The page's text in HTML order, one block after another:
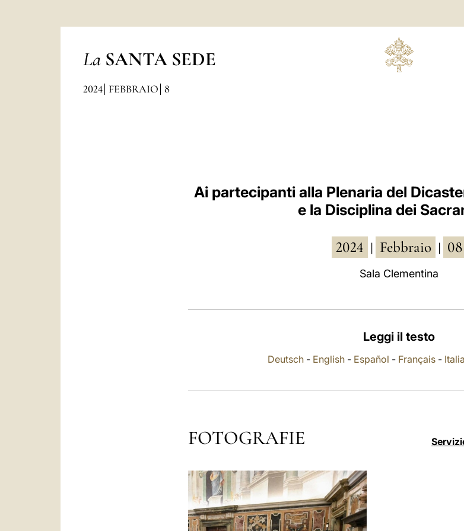
La SANTA SEDE
2024 FEBBRAIO 8
Ai partecipanti alla Plenaria del
e la Disciplina dei
2024 Febbraio 08
Sala Clementina
Leggi il testo
Deutsch- English- Español - Français-
FOTOGRAFIE